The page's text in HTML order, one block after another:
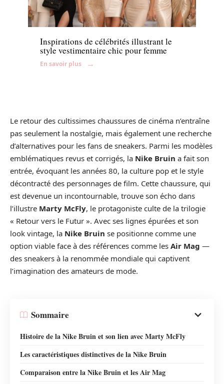
Mode
Inspirations de célébrités illustrant le
style vestimentaire chic pour femme
En savoir plus
Le retour des cultissimes chaussures de cinéma n’entraîne
pas seulement la nostalgie, mais également une recherche
d’alternatives pour les fans de sneakers. Parmi les modèles
emblématiques revus et corrigés, la Nike Bruin a fait son
entrée, évoquant les années 80, la culture pop et le style
décontracté des personnages de film. Cette chaussure, qui
est devenue un incontournable, trouve son écho dans
l’illustre Marty McFly, le protagoniste culte de la trilogie
« Retour vers le Futur ». Avec ses lignes épurées et son
look vintage, la Nike Bruin se positionne comme une
option viable face à des références comme les Air Mag —
des sneakers à la renommée mondiale qui captivent
l’imagination des amateurs de mode.
Sommaire
Histoire de la Nike Bruin et son lien avec Marty McFly
Les caractéristiques distinctives de la Nike Bruin
Comparaison entre la Nike Bruin et les Air Mag